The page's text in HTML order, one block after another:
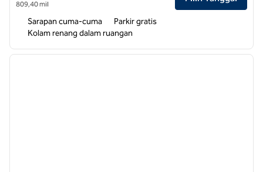
809,40 mil
Sarapan cuma-cuma
Parkir gratis
Kolam renang dalam ruangan
1 dari 12